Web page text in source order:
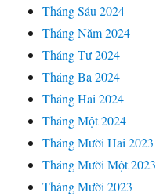
Tháng Sáu 2024
Tháng Năm 2024
Tháng Tư 2024
Tháng Ba 2024
Tháng Hai 2024
Tháng Một 2024
Tháng Mười Hai 2023
Tháng Mười Một 2023
Tháng Mười 2023